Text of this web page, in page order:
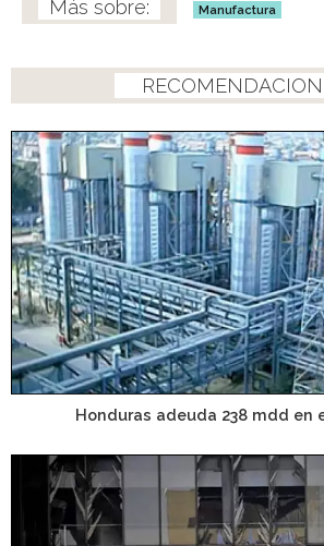
Manufactura
Honduras adeuda 238 mdd en